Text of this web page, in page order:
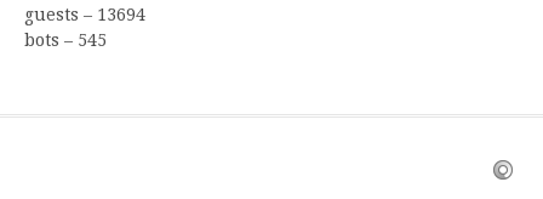
guests – 13694
bots – 545